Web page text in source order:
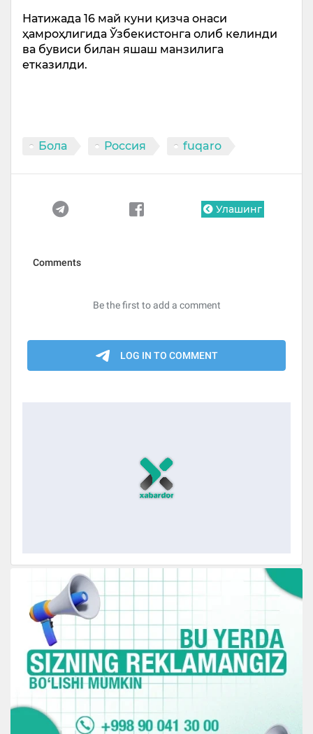
Натижада 16 май куни қизча онаси
ҳамроҳлигида Ўзбекистонга олиб келинди
ва бувиси билан яшаш манзилига
етказилди.
Бола Россия fuqaro
Улашинг